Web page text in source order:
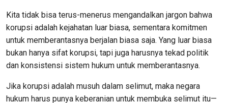
Kita tidak bisa terus-menerus mengandalkan jargon bahwa
korupsi adalah kejahatan luar biasa, sementara komitmen
untuk memberantasnya berjalan biasa saja. Yang luar biasa
bukan hanya sifat korupsi, tapi juga harusnya tekad politik
dan konsistensi sistem hukum untuk memberantasnya.
Jika korupsi adalah musuh dalam selimut, maka negara
hukum harus punya keberanian untuk membuka selimut itu—